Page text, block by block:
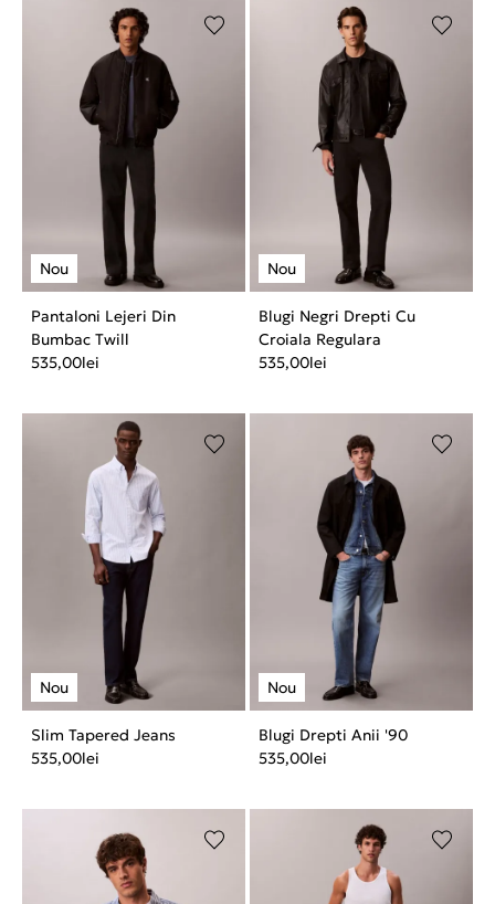
Pantaloni Lejeri Din
Bumbac Twill
535,00lei
Blugi Negri Drepti Cu
Croiala Regulara
535,00lei
Slim Tapered Jeans
535,00lei
Blugi Drepti Anii '90
535,00lei